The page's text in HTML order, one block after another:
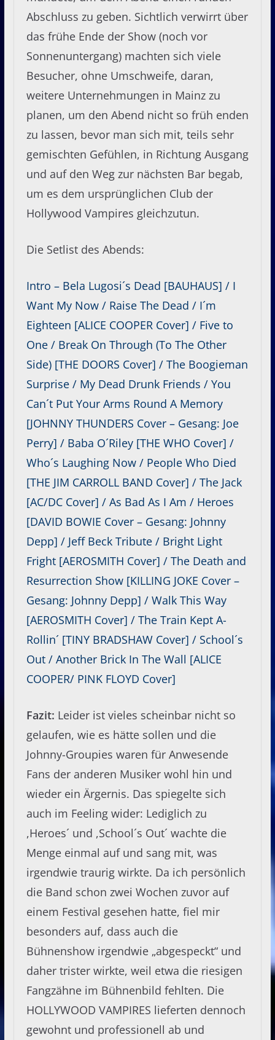
Abschluss zu geben. Sichtlich verwirrt über
das frühe Ende der Show (noch vor
Sonnenuntergang) machten sich viele
Besucher, ohne Umschweife, daran,
weitere Unternehmungen in Mainz zu
planen, um den Abend nicht so früh enden
zu lassen, bevor man sich mit, teils sehr
gemischten Gefühlen, in Richtung Ausgang
und auf den Weg zur nächsten Bar begab,
um es dem ursprünglichen Club der
Hollywood Vampires gleichzutun.
Die Setlist des Abends:
Intro – Bela Lugosi´s Dead [BAUHAUS] / I
Want My Now / Raise The Dead / I´m
Eighteen [ALICE COOPER Cover] / Five to
One / Break On Through (To The Other
Side) [THE DOORS Cover] / The Boogieman
Surprise / My Dead Drunk Friends / You
Can´t Put Your Arms Round A Memory
[JOHNNY THUNDERS Cover – Gesang: Joe
Perry] / Baba O´Riley [THE WHO Cover] /
Who´s Laughing Now / People Who Died
[THE JIM CARROLL BAND Cover] / The Jack
[AC/DC Cover] / As Bad As I Am / Heroes
[DAVID BOWIE Cover – Gesang: Johnny
Depp] / Jeff Beck Tribute / Bright Light
Fright [AEROSMITH Cover] / The Death and
Resurrection Show [KILLING JOKE Cover –
Gesang: Johnny Depp] / Walk This Way
[AEROSMITH Cover] / The Train Kept A-
Rollin´ [TINY BRADSHAW Cover] / School´s
Out / Another Brick In The Wall [ALICE
COOPER/ PINK FLOYD Cover]
Fazit: Leider ist vieles scheinbar nicht so
gelaufen, wie es hätte sollen und die
Johnny-Groupies waren für Anwesende
Fans der anderen Musiker wohl hin und
wieder ein Ärgernis. Das spiegelte sich
auch im Feeling wider: Lediglich zu
,Heroes´ und ,School´s Out´ wachte die
Menge einmal auf und sang mit, was
irgendwie traurig wirkte. Da ich persönlich
die Band schon zwei Wochen zuvor auf
einem Festival gesehen hatte, fiel mir
besonders auf, dass auch die
Bühnenshow irgendwie „abgespeckt“ und
daher trister wirkte, weil etwa die riesigen
Fangzähne im Bühnenbild fehlten. Die
HOLLYWOOD VAMPIRES lieferten dennoch
gewohnt und professionell ab und